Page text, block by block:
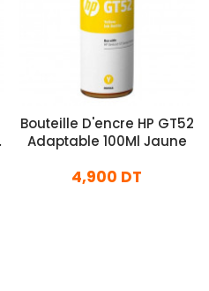
Bouteille D'encre HP GT52
Adaptable 100Ml Jaune
4,900 DT